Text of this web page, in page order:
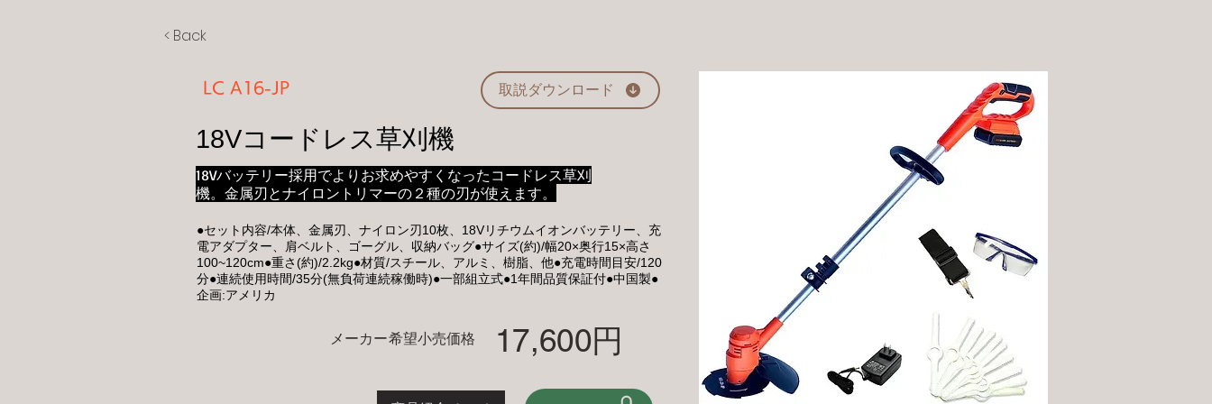
< Back
LC A16-JP 取説ダウンロード
18Vコードレス草刈機
18Vバッテリー採用でよりお求めやすくなったコードレス草刈
機。金属刃とナイロントリマーの２種の刃が使えます。
●セット内容/本体、金属刃、ナイロン刃10枚、18Vリチウムイオンバッテリー、充
電アダプター、肩ベルト、ゴーグル、収納バッグ●サイズ(約)/幅20×奥行15×高さ
100~120cm●重さ(約)/2.2kg●材質/スチール、アルミ、樹脂、他●充電時間目安/120
分●連続使用時間/35分(無負荷連続稼働時)●一部組立式●1年間品質保証付●中国製●
企画:アメリカ
メーカー希望小売価格 17,600円